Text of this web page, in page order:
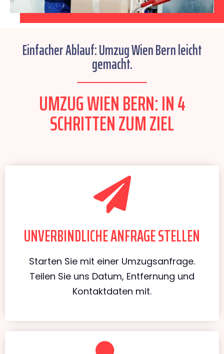
Einfacher Ablauf: Umzug Wien Bern leicht
gemacht.
UMZUG WIEN BERN: IN 4
SCHRITTEN ZUM ZIEL
UNVERBINDLICHE ANFRAGE STELLEN
Starten Sie mit einer Umzugsanfrage.
Teilen Sie uns Datum, Entfernung und
Kontaktdaten mit.